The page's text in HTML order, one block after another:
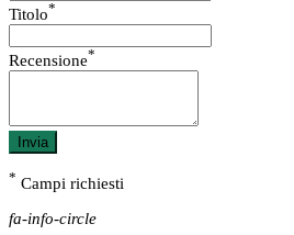
Titolo*
Recensione*
Invia
* Campi richiesti
fa-info-circle